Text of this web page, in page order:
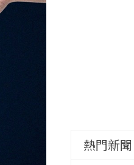
熱門新聞